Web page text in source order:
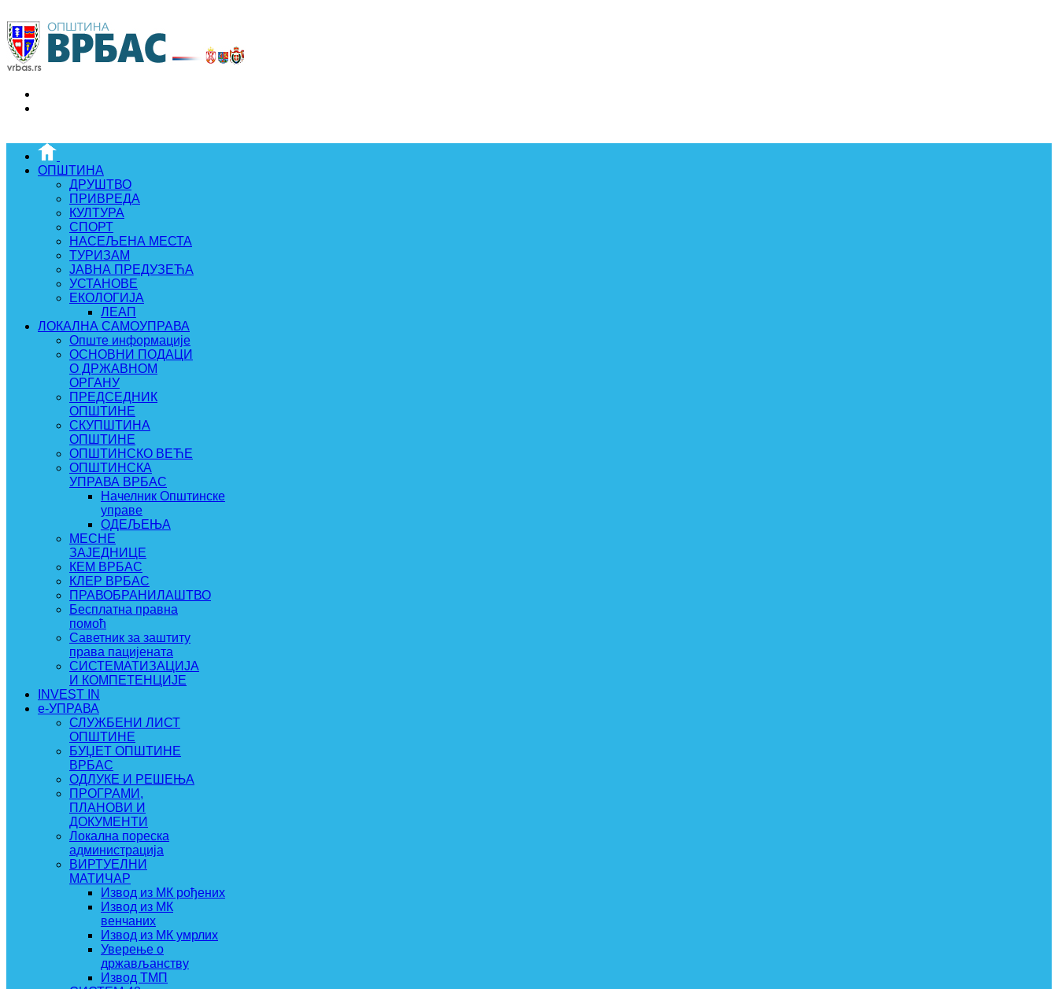
ОПШТИНА
ДРУШТВО
ПРИВРЕДА
КУЛТУРА
СПОРТ
НАСЕЉЕНА МЕСТА
ТУРИЗАМ
ЈАВНА ПРЕДУЗЕЋА
УСТАНОВЕ
ЕКОЛОГИЈА
ЛЕАП
ЛОКАЛНА САМОУПРАВА
Опште информације
ОСНОВНИ ПОДАЦИ
О ДРЖАВНОМ
ОРГАНУ
ПРЕДСЕДНИК
ОПШТИНЕ
СКУПШТИНА
ОПШТИНЕ
ОПШТИНСКО ВЕЋЕ
ОПШТИНСКА
УПРАВА ВРБАС
Начелник Општинске
управе
ОДЕЉЕЊА
МЕСНЕ
ЗАЈЕДНИЦЕ
КЕМ ВРБАС
КЛЕР ВРБАС
ПРАВОБРАНИЛАШТВО
Бесплатна правна
помоћ
Саветник за заштиту
права пацијената
СИСТЕМАТИЗАЦИЈА
И КОМПЕТЕНЦИЈЕ
INVEST IN
e-УПРАВА
СЛУЖБЕНИ ЛИСТ
ОПШТИНЕ
БУЏЕТ ОПШТИНЕ
ВРБАС
ОДЛУКЕ И РЕШЕЊА
ПРОГРАМИ,
ПЛАНОВИ И
ДОКУМЕНТИ
Локална пореска
администрација
ВИРТУЕЛНИ
МАТИЧАР
Извод из МК рођених
Извод из МК
венчаних
Извод из МК умрлих
Уверење о
држављанству
Извод ТМП